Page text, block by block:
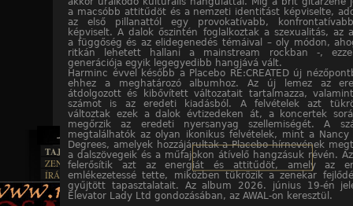
a macsóbb attitűdöt és a nemzeti identitást képviselte,
az első pillanattól egy provokatívabb,
képviselt. A dalok őszintén foglalkoztak a szexualitás, az
a függőség és az elidegenedés témáival – oly módon,
ritkán lehetett hallani a mainstream rockban -,
generációja egyik legegyedibb hangjává vált.
Harminc évvel később a Placebo RE:CREATED új
ehhez a meghatározó albumhoz. Az új lemez az
átdolgozott és kibővített változatait tartalmazza,
számot is az eredeti kiadásból. A felvételek azt
változtak ezek a dalok évtizedeken át, a koncertek
megőrzik az eredeti nyersanyag szellemiségét. A
megtalálhatók az olyan ikonikus felvételek, mint a
Degrees, amelyek hozzájárultak a Placebo hírnevének
a dalszövegeik és a műfajokon átívelő hangzásuk révén.
felerősítik azt az energiát és attitűdöt, amely az
emlékezetessé tette, miközben tükrözik a zenekar
gyűjtött tapasztalatait. Az album 2026. június 19-én
Elevator Lady Ltd gondozásában, az AWAL-on keresztül.
TAJTÉKOS LAPOK
ZENE
EGYÜTTESEK
INTERJÚK
ÍRÁSOK
IRODALOM
BOSZORKÁNYKONYHA
FEKETE HUMOR